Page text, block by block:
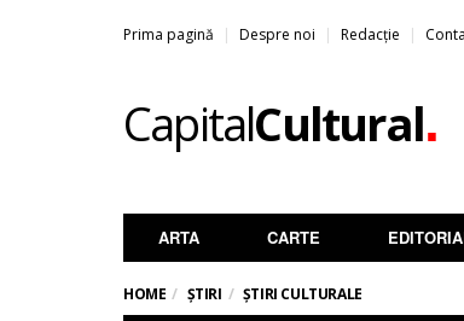
Prima pagină Despre noi Redacție
CapitalCultural.
ARTA CARTE
HOME ȘTIRI ȘTIRI CULTURALE